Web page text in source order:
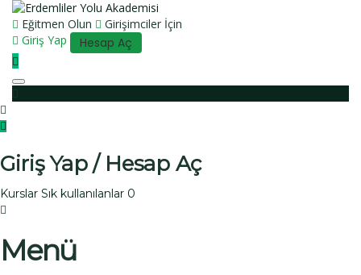
Eğitmen Olun
Girişimciler İçin
Giriş Yap
Hesap Aç
Toggle navigation
Giriş Yap / Hesap Aç
Kurslar Sık kullanılanlar 0
Menü